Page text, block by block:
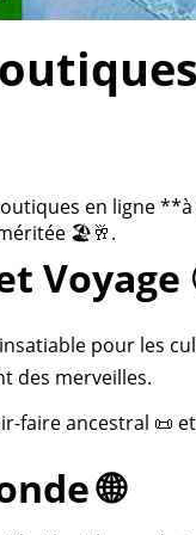
en ligne
🏖️🥂.
Voyage
pour les
des merveilles.
faire ancestral 📜
🌐